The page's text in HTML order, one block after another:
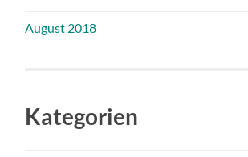
August 2018
Kategorien